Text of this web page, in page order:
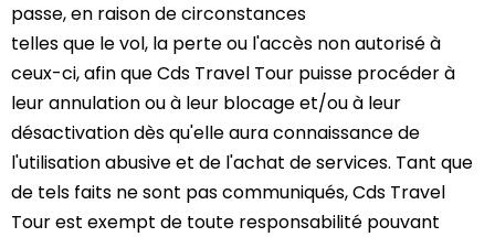
passe, en raison de circonstances
telles que le vol, la perte ou l'accès non autorisé à
ceux-ci, afin que Cds Travel Tour puisse procéder à
leur annulation ou à leur blocage et/ou à leur
désactivation dès qu'elle aura connaissance de
l'utilisation abusive et de l'achat de services. Tant que
de tels faits ne sont pas communiqués, Cds Travel
Tour est exempt de toute responsabilité pouvant